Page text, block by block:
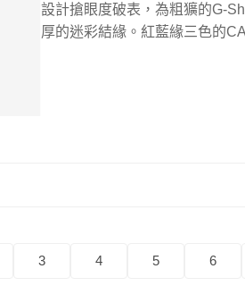
設計搶眼度破表，為粗獷的G-
厚的迷彩結緣。紅藍緣三色的
3 4 5 6